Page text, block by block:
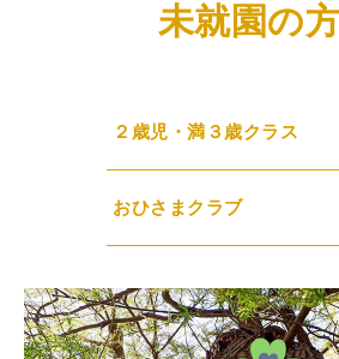
未就園の
２歳児・満３歳クラス
おひさまクラブ